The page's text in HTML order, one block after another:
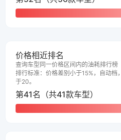
价格相近排名
查询车型同一价格区间内的油耗排行榜
排行标准：价格差别小于15%，自动档
于20。
第41名（共41款车型）